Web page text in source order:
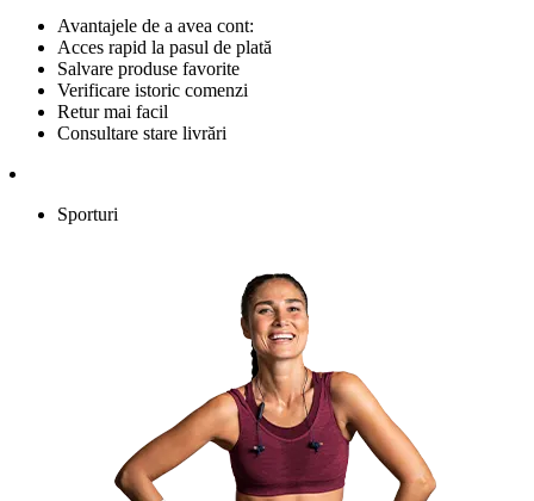
Avantajele de a avea cont:
Acces rapid la pasul de plată
Salvare produse favorite
Verificare istoric comenzi
Retur mai facil
Consultare stare livrări
Sporturi